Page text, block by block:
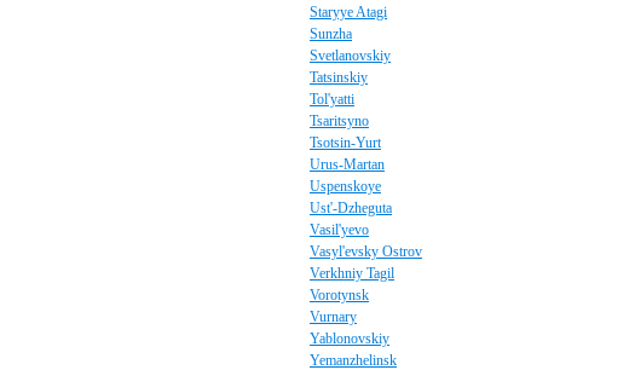
Staryye Atagi
Sunzha
Svetlanovskiy
Tatsinskiy
Tol'yatti
Tsaritsyno
Tsotsin-Yurt
Urus-Martan
Uspenskoye
Ust'-Dzheguta
Vasil'yevo
Vasyl'evsky Ostrov
Verkhniy Tagil
Vorotynsk
Vurnary
Yablonovskiy
Yemanzhelinsk